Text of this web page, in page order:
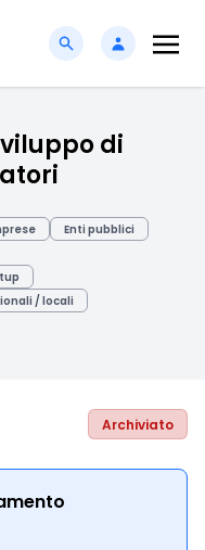
di
Enti pubblici
/ locali
Archiviato